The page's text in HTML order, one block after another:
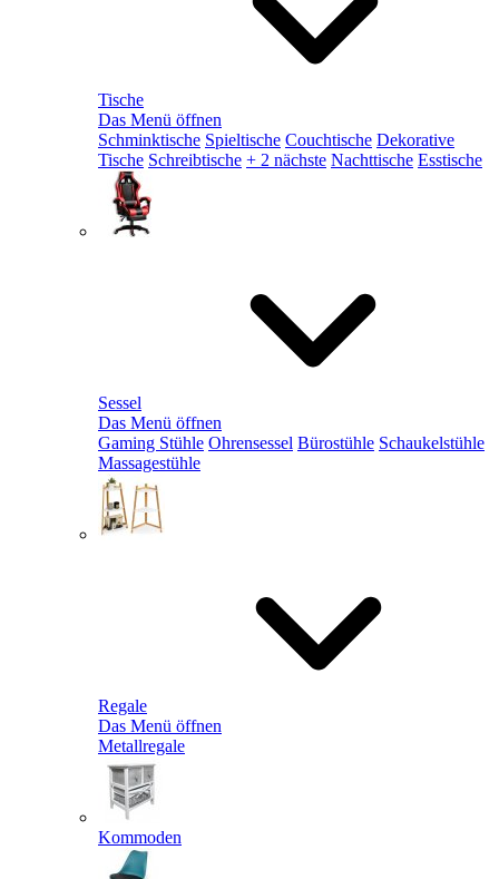
Tische
Das Menü öffnen
Schminktische Spieltische Couchtische Dekorative
Tische Schreibtische + 2 nächste Nachttische Esstische
Sessel
Das Menü öffnen
Gaming Stühle Ohrensessel Bürostühle Schaukelstühle
Massagestühle
Regale
Das Menü öffnen
Metallregale
Kommoden